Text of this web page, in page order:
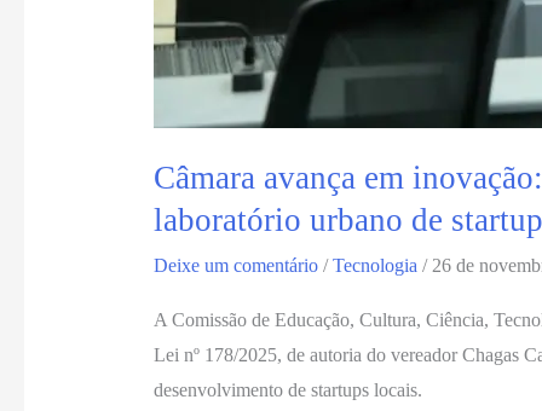
Câmara avança em
laboratório urbano de
Deixe um comentário /Tecnologia / 26 de
A Comissão de Educação, Cultura, Ciência,
Lei nº 178/2025, de autoria do vereador Chagas
desenvolvimento de startups locais.